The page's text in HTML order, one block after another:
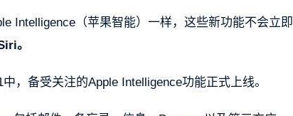
Intelligence（苹果智能）一样，这些新功能不会立即
。
，备受关注的Apple Intelligence功能正式上线。